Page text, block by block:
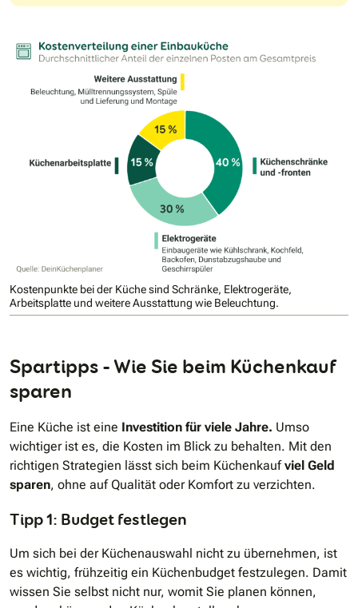
Kostenpunkte bei der Küche sind Schränke, Elektrogeräte,
Arbeitsplatte und weitere Ausstattung wie Beleuchtung.
Spartipps - Wie Sie beim Küchenkauf
sparen
Eine Küche ist eine Investition für viele Jahre. Umso
wichtiger ist es, die Kosten im Blick zu behalten. Mit den
richtigen Strategien lässt sich beim Küchenkaufviel Geld
sparen, ohne auf Qualität oder Komfort zu verzichten.
Tipp 1: Budget festlegen
Um sich bei der Küchenauswahl nicht zu übernehmen, ist
es wichtig, frühzeitig ein Küchenbudget festzulegen. Damit
wissen Sie selbst nicht nur, womit Sie planen können,